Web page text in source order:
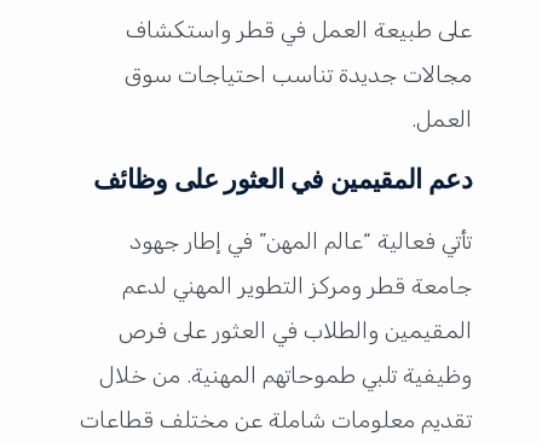
على طبيعة العمل في قطر واستكشاف
مجالات جديدة تناسب احتياجات سوق
العمل.
دعم المقيمين في العثور على وظائف
تأتي فعالية “عالم المهن” في إطار جهود
جامعة قطر ومركز التطوير المهني لدعم
المقيمين والطلاب في العثور على فرص
وظيفية تلبي طموحاتهم المهنية. من خلال
تقديم معلومات شاملة عن مختلف قطاعات